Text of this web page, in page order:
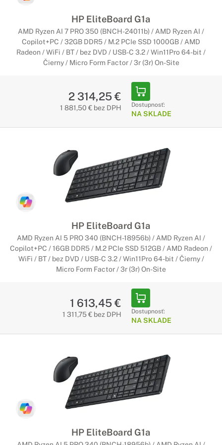
Domáce počítače HP s DVD
mechanikou
Potrebujete optickú mechaniku?
Neviete si predstaviť fungovanie bez optickej mechaniky?
HP EliteBoard G1a
AMD Ryzen AI 7 PRO 350 (BNCH-24011b) / AMD Ryzen AI /
Copilot+PC / 32GB DDR5 / M.2 PCIe SSD 1000GB / AMD
Radeon / WiFi / BT / bez DVD / USB-C 3.2 / Win11Pro 64-bit /
Čierny / Micro Form Factor / 3r (3r) On-Site
2 314,25 €
1 881,50 € bez DPH Dostupnosť:
NA SKLADE
HP EliteBoard G1a
AMD Ryzen AI 5 PRO 340 (BNCH-18956b) / AMD Ryzen AI /
Copilot+PC / 16GB DDR5 / M.2 PCIe SSD 512GB / AMD Radeon /
WiFi / BT / bez DVD / USB-C 3.2 / Win11Pro 64-bit / Čierny /
Micro Form Factor / 3r (3r) On-Site
1 613,45 €
1 311,75 € bez DPH Dostupnosť:
NA SKLADE
HP EliteBoard G1a